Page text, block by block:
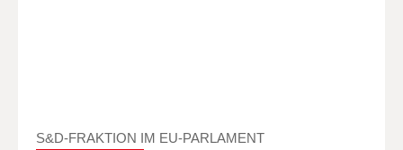
S&D-FRAKTION IM EU-PARLAMENT